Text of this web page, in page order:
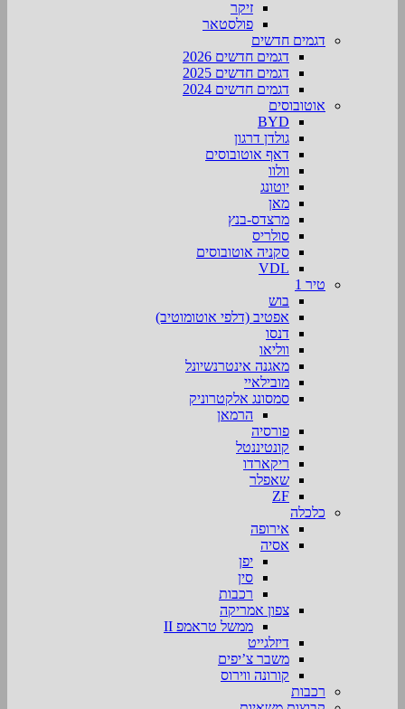
זיקר
פולסטאר
דגמים חדשים
דגמים חדשים 2026
דגמים חדשים 2025
דגמים חדשים 2024
אוטובוסים
BYD
גולדן דרגון
דאף אוטובוסים
וולוו
יוטונג
מאן
מרצדס-בנץ
סולריס
סקניה אוטובוסים
VDL
טיר 1
בוש
אפטיב (דלפי אוטומוטיב)
דנסו
ווליאו
מאגנה אינטרנשיונל
מובילאיי
סמסונג אלקטרוניק
הרמאן
פורסיה
קונטיננטל
ריקארדו
שאפלר
ZF
כלכלה
אירופה
אסיה
יפן
סין
רכבות
צפון אמריקה
ממשל טראמפ II
דיזלגייט
משבר צ’יפים
קורונה ווירוס
רכבות